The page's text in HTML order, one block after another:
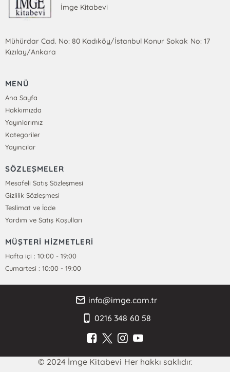
İmge Kitabevi
Mühürdar Cad. No: 80 Kadıköy/İstanbul Konur Sokak No: 17
Kızılay/Ankara
MENÜ
Ana Sayfa
Hakkımızda
Yayınlarımız
Kategoriler
Yayıncılar
SÖZLEŞMELER
Mesafeli Satış Sözleşmesi
Gizlilik Sözleşmesi
Teslimat ve İade
Yardım ve Satış Koşulları
MÜŞTERİ HİZMETLERİ
Hafta içi : 10:00 - 19:00
Cumartesi : 10:00 - 19:00
info@imge.com.tr
0216 348 60 58
© 2024 İmge Kitabevi Her hakkı saklıdır.